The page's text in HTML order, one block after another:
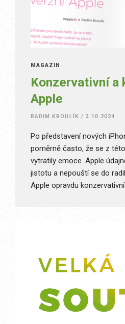
MAGAZÍN
Konzervativní a
Apple
RADIM KROULÍK / 3.10.2024
Po představení nových
poměrně často, že se z
vytratily emoce. Apple
jistotu a nepouští se do
Apple opravdu